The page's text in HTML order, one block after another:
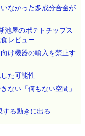
なかった多成分合金が
池屋のポテトチップス
レビュー
け機器の輸入を禁止す
た可能性
ない「何もない空間」
る動きに出る